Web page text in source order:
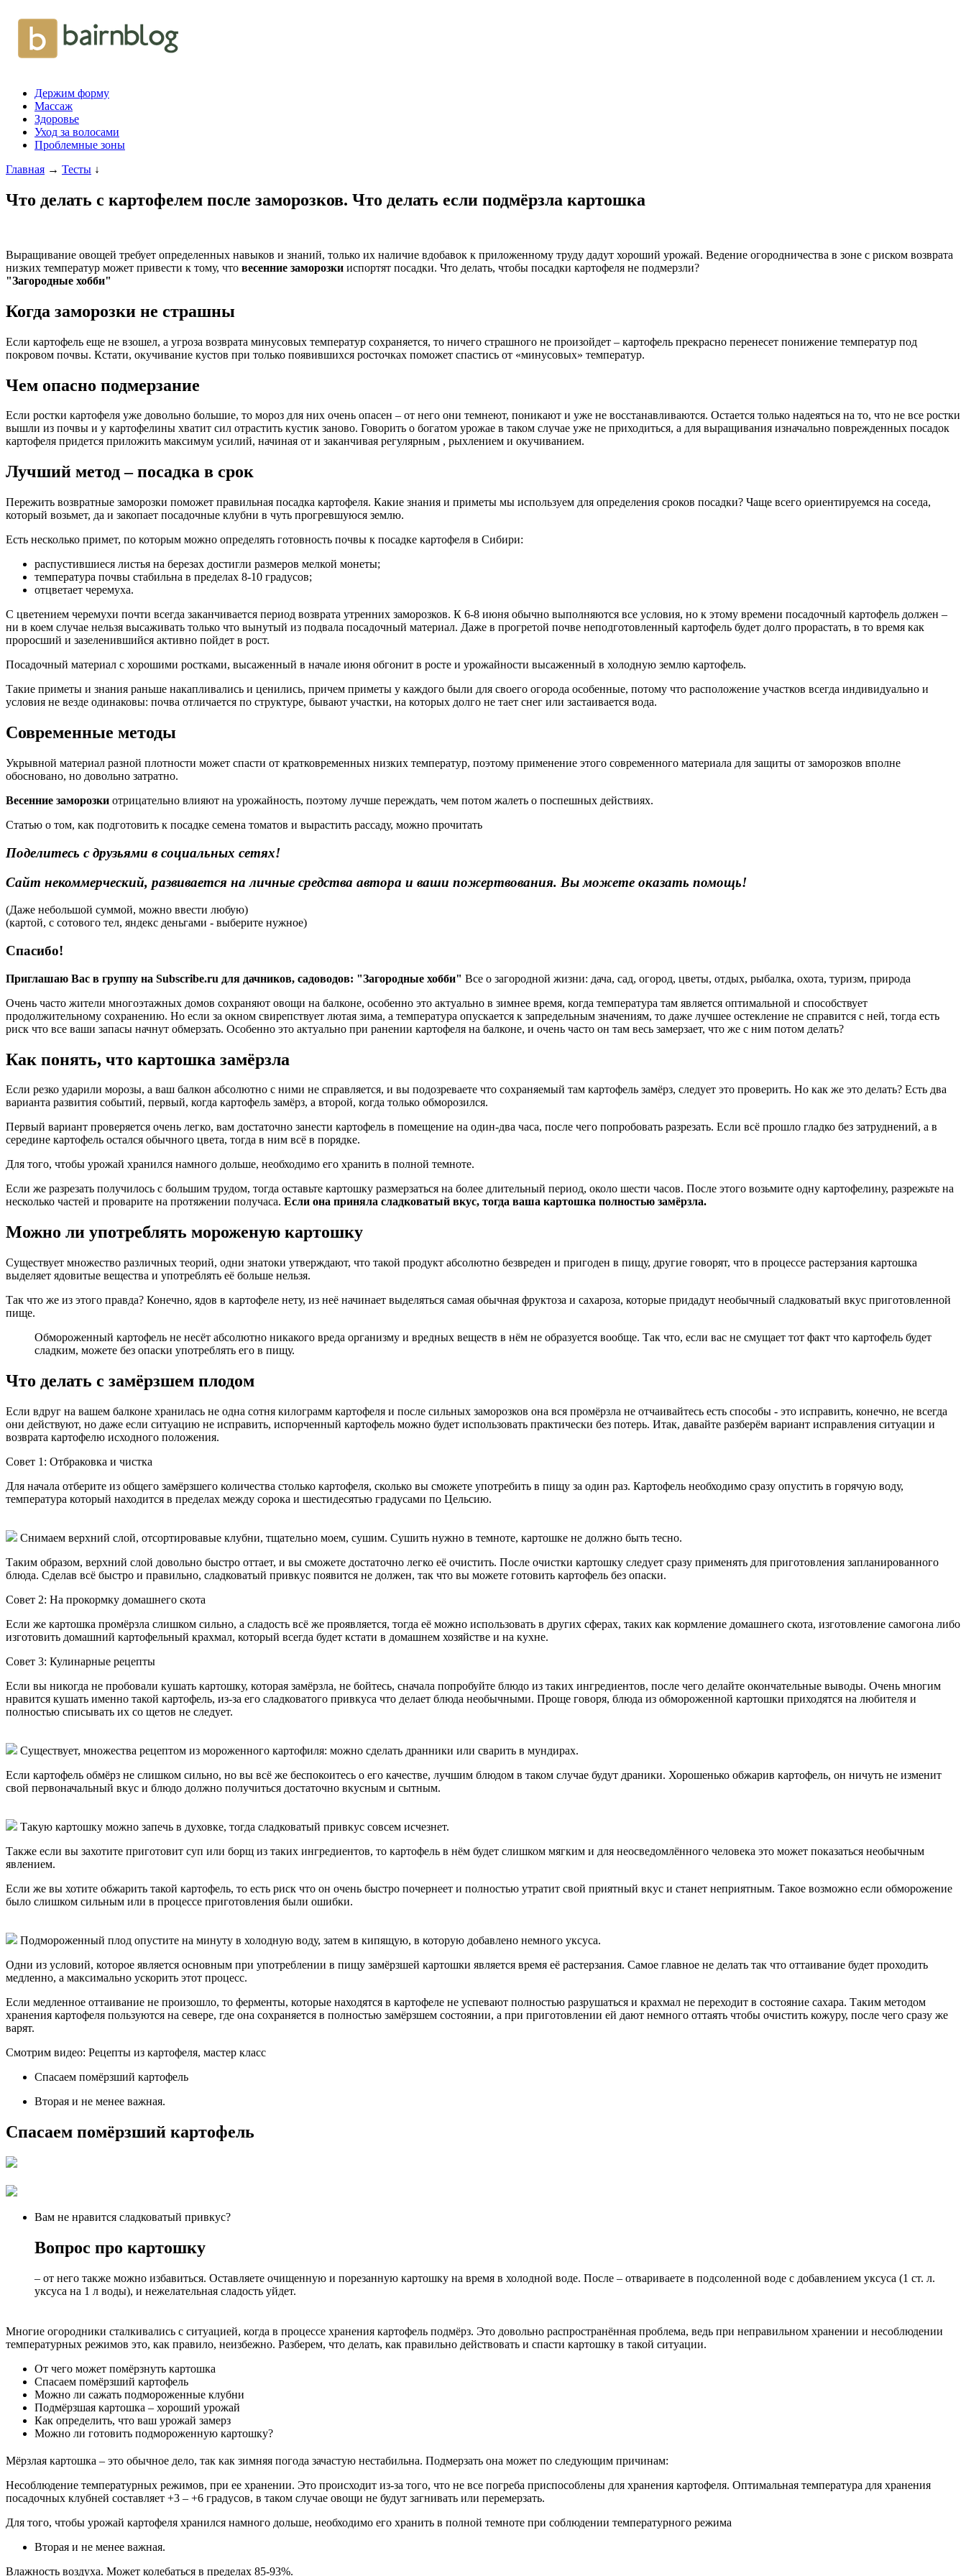
Держим форму
Массаж
Здоровье
Уход за волосами
Проблемные зоны
Главная → Тесты ↓
Что делать с картофелем после заморозков. Что делать если подмёрзла картошка
Выращивание овощей требует определенных навыков и знаний, только их наличие вдобавок к приложенному труду дадут хороший урожай. Ведение огородничества в зоне с риском возврата
низких температур может привести к тому, что весенние заморозки испортят посадки. Что делать, чтобы посадки картофеля не подмерзли?
"Загородные хобби"
Когда заморозки не страшны
Если картофель еще не взошел, а угроза возврата минусовых температур сохраняется, то ничего страшного не произойдет – картофель прекрасно перенесет понижение температур под
покровом почвы. Кстати, окучивание кустов при только появившихся росточках поможет спастись от «минусовых» температур.
Чем опасно подмерзание
Если ростки картофеля уже довольно большие, то мороз для них очень опасен – от него они темнеют, поникают и уже не восстанавливаются. Остается только надеяться на то, что не все ростки
вышли из почвы и у картофелины хватит сил отрастить кустик заново. Говорить о богатом урожае в таком случае уже не приходиться, а для выращивания изначально поврежденных посадок
картофеля придется приложить максимум усилий, начиная от и заканчивая регулярным , рыхлением и окучиванием.
Лучший метод – посадка в срок
Пережить возвратные заморозки поможет правильная посадка картофеля. Какие знания и приметы мы используем для определения сроков посадки? Чаще всего ориентируемся на соседа,
который возьмет, да и закопает посадочные клубни в чуть прогревшуюся землю.
Есть несколько примет, по которым можно определять готовность почвы к посадке картофеля в Сибири:
распустившиеся листья на березах достигли размеров мелкой монеты;
температура почвы стабильна в пределах 8-10 градусов;
отцветает черемуха.
С цветением черемухи почти всегда заканчивается период возврата утренних заморозков. К 6-8 июня обычно выполняются все условия, но к этому времени посадочный картофель должен –
ни в коем случае нельзя высаживать только что вынутый из подвала посадочный материал. Даже в прогретой почве неподготовленный картофель будет долго прорастать, в то время как
проросший и зазеленившийся активно пойдет в рост.
Посадочный материал с хорошими ростками, высаженный в начале июня обгонит в росте и урожайности высаженный в холодную землю картофель.
Такие приметы и знания раньше накапливались и ценились, причем приметы у каждого были для своего огорода особенные, потому что расположение участков всегда индивидуально и
условия не везде одинаковы: почва отличается по структуре, бывают участки, на которых долго не тает снег или застаивается вода.
Современные методы
Укрывной материал разной плотности может спасти от кратковременных низких температур, поэтому применение этого современного материала для защиты от заморозков вполне
обосновано, но довольно затратно.
Весенние заморозки отрицательно влияют на урожайность, поэтому лучше переждать, чем потом жалеть о поспешных действиях.
Статью о том, как подготовить к посадке семена томатов и вырастить рассаду, можно прочитать
Поделитесь с друзьями в социальных сетях!
Сайт некоммерческий, развивается на личные средства автора и ваши пожертвования. Вы можете оказать помощь!
(Даже небольшой суммой, можно ввести любую)
(картой, с сотового тел, яндекс деньгами - выберите нужное)
Спасибо!
Приглашаю Вас в группу на Subscribe.ru для дачников, садоводов: "Загородные хобби" Все о загородной жизни: дача, сад, огород, цветы, отдых, рыбалка, охота, туризм, природа
Очень часто жители многоэтажных домов сохраняют овощи на балконе, особенно это актуально в зимнее время, когда температура там является оптимальной и способствует
продолжительному сохранению. Но если за окном свирепствует лютая зима, а температура опускается к запредельным значениям, то даже лучшее остекление не справится с ней, тогда есть
риск что все ваши запасы начнут обмерзать. Особенно это актуально при ранении картофеля на балконе, и очень часто он там весь замерзает, что же с ним потом делать?
Как понять, что картошка замёрзла
Если резко ударили морозы, а ваш балкон абсолютно с ними не справляется, и вы подозреваете что сохраняемый там картофель замёрз, следует это проверить. Но как же это делать? Есть два
варианта развития событий, первый, когда картофель замёрз, а второй, когда только обморозился.
Первый вариант проверяется очень легко, вам достаточно занести картофель в помещение на один-два часа, после чего попробовать разрезать. Если всё прошло гладко без затруднений, а в
середине картофель остался обычного цвета, тогда в ним всё в порядке.
Для того, чтобы урожай хранился намного дольше, необходимо его хранить в полной темноте.
Если же разрезать получилось с большим трудом, тогда оставьте картошку размерзаться на более длительный период, около шести часов. После этого возьмите одну картофелину, разрежьте на
несколько частей и проварите на протяжении получаса. Если она приняла сладковатый вкус, тогда ваша картошка полностью замёрзла.
Можно ли употреблять мороженую картошку
Существует множество различных теорий, одни знатоки утверждают, что такой продукт абсолютно безвреден и пригоден в пищу, другие говорят, что в процессе растерзания картошка
выделяет ядовитые вещества и употреблять её больше нельзя.
Так что же из этого правда? Конечно, ядов в картофеле нету, из неё начинает выделяться самая обычная фруктоза и сахароза, которые придадут необычный сладковатый вкус приготовленной
пище.
Обмороженный картофель не несёт абсолютно никакого вреда организму и вредных веществ в нём не образуется вообще. Так что, если вас не смущает тот факт что картофель будет
сладким, можете без опаски употреблять его в пищу.
Что делать с замёрзшем плодом
Если вдруг на вашем балконе хранилась не одна сотня килограмм картофеля и после сильных заморозков она вся промёрзла не отчаивайтесь есть способы - это исправить, конечно, не всегда
они действуют, но даже если ситуацию не исправить, испорченный картофель можно будет использовать практически без потерь. Итак, давайте разберём вариант исправления ситуации и
возврата картофелю исходного положения.
Совет 1: Отбраковка и чистка
Для начала отберите из общего замёрзшего количества столько картофеля, сколько вы сможете употребить в пищу за один раз. Картофель необходимо сразу опустить в горячую воду,
температура который находится в пределах между сорока и шестидесятью градусами по Цельсию.
Снимаем верхний слой, отсортировавые клубни, тщательно моем, сушим. Сушить нужно в темноте, картошке не должно быть тесно.
Таким образом, верхний слой довольно быстро оттает, и вы сможете достаточно легко её очистить. После очистки картошку следует сразу применять для приготовления запланированного
блюда. Сделав всё быстро и правильно, сладковатый привкус появится не должен, так что вы можете готовить картофель без опаски.
Совет 2: На прокормку домашнего скота
Если же картошка промёрзла слишком сильно, а сладость всё же проявляется, тогда её можно использовать в других сферах, таких как кормление домашнего скота, изготовление самогона либо
изготовить домашний картофельный крахмал, который всегда будет кстати в домашнем хозяйстве и на кухне.
Совет 3: Кулинарные рецепты
Если вы никогда не пробовали кушать картошку, которая замёрзла, не бойтесь, сначала попробуйте блюдо из таких ингредиентов, после чего делайте окончательные выводы. Очень многим
нравится кушать именно такой картофель, из-за его сладковатого привкуса что делает блюда необычными. Проще говоря, блюда из обмороженной картошки приходятся на любителя и
полностью списывать их со щетов не следует.
Существует, множества рецептом из мороженного картофиля: можно сделать дранники или сварить в мундирах.
Если картофель обмёрз не слишком сильно, но вы всё же беспокоитесь о его качестве, лучшим блюдом в таком случае будут драники. Хорошенько обжарив картофель, он ничуть не изменит
свой первоначальный вкус и блюдо должно получиться достаточно вкусным и сытным.
Такую картошку можно запечь в духовке, тогда сладковатый привкус совсем исчезнет.
Также если вы захотите приготовит суп или борщ из таких ингредиентов, то картофель в нём будет слишком мягким и для неосведомлённого человека это может показаться необычным
явлением.
Если же вы хотите обжарить такой картофель, то есть риск что он очень быстро почернеет и полностью утратит свой приятный вкус и станет неприятным. Такое возможно если обморожение
было слишком сильным или в процессе приготовления были ошибки.
Подмороженный плод опустите на минуту в холодную воду, затем в кипящую, в которую добавлено немного уксуса.
Одни из условий, которое является основным при употреблении в пищу замёрзшей картошки является время её растерзания. Самое главное не делать так что оттаивание будет проходить
медленно, а максимально ускорить этот процесс.
Если медленное оттаивание не произошло, то ферменты, которые находятся в картофеле не успевают полностью разрушаться и крахмал не переходит в состояние сахара. Таким методом
хранения картофеля пользуются на севере, где она сохраняется в полностью замёрзшем состоянии, а при приготовлении ей дают немного оттаять чтобы очистить кожуру, после чего сразу же
варят.
Смотрим видео: Рецепты из картофеля, мастер класс
Спасаем помёрзший картофель
Вторая и не менее важная.
Спасаем помёрзший картофель
Вам не нравится сладковатый привкус?
Вопрос про картошку
– от него также можно избавиться. Оставляете очищенную и порезанную картошку на время в холодной воде. После – отвариваете в подсоленной воде с добавлением уксуса (1 ст. л.
уксуса на 1 л воды), и нежелательная сладость уйдет.
Многие огородники сталкивались с ситуацией, когда в процессе хранения картофель подмёрз. Это довольно распространённая проблема, ведь при неправильном хранении и несоблюдении
температурных режимов это, как правило, неизбежно. Разберем, что делать, как правильно действовать и спасти картошку в такой ситуации.
От чего может помёрзнуть картошка
Спасаем помёрзший картофель
Можно ли сажать подмороженные клубни
Подмёрзшая картошка – хороший урожай
Как определить, что ваш урожай замерз
Можно ли готовить подмороженную картошку?
Мёрзлая картошка – это обычное дело, так как зимняя погода зачастую нестабильна. Подмерзать она может по следующим причинам:
Несоблюдение температурных режимов, при ее хранении. Это происходит из-за того, что не все погреба приспособлены для хранения картофеля. Оптимальная температура для хранения
посадочных клубней составляет +3 – +6 градусов, в таком случае овощи не будут загнивать или перемерзать.
Для того, чтобы урожай картофеля хранился намного дольше, необходимо его хранить в полной темноте при соблюдении температурного режима
Вторая и не менее важная.
Влажность воздуха. Может колебаться в пределах 85-93%.